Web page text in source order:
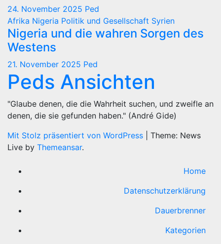
24. November 2025 Ped
Afrika Nigeria Politik und Gesellschaft Syrien
Nigeria und die wahren Sorgen des
Westens
21. November 2025 Ped
Peds Ansichten
"Glaube denen, die die Wahrheit suchen, und zweifle an
denen, die sie gefunden haben." (André Gide)
Mit Stolz präsentiert von WordPress
Theme: News
Live by Themeansar.
Home
Datenschutzerklärung
Dauerbrenner
Kategorien